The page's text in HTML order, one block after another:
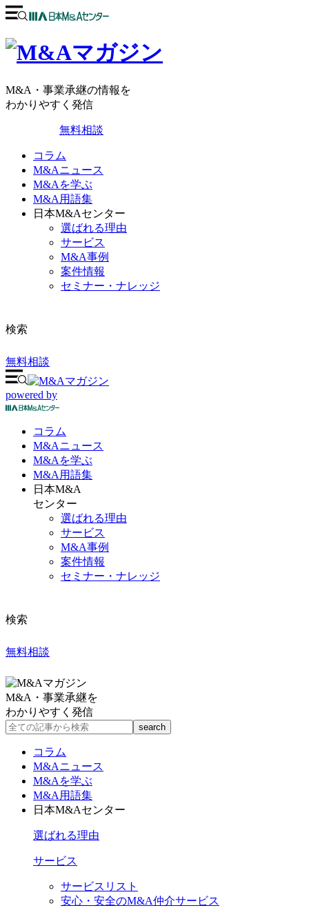
M&A・事業承継の情報を
わかりやすく発信
無料相談
コラム
M&Aニュース
M&Aを学ぶ
M&A用語集
日本M&Aセンター
選ばれる理由
サービス
M&A事例
案件情報
セミナー・ナレッジ
検索
無料相談
powered by
コラム
M&Aニュース
M&Aを学ぶ
M&A 用語集
日本M&A
センター
選ばれる理由
サービス
M&A事例
案件情報
セミナー・ナレッジ
検索
無料相談
M&A・事業承継を
わかりやすく発信
コラム
M&Aニュース
M&Aを学ぶ
M&A用語集
日本M&Aセンター
選ばれる理由
サービス
サービスリスト
安心・安全のM&A仲介サービス